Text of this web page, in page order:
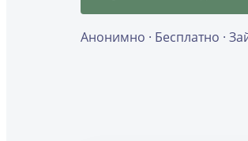
Анонимно · Бесплатно ·